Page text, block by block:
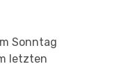
Sonntag
letzten